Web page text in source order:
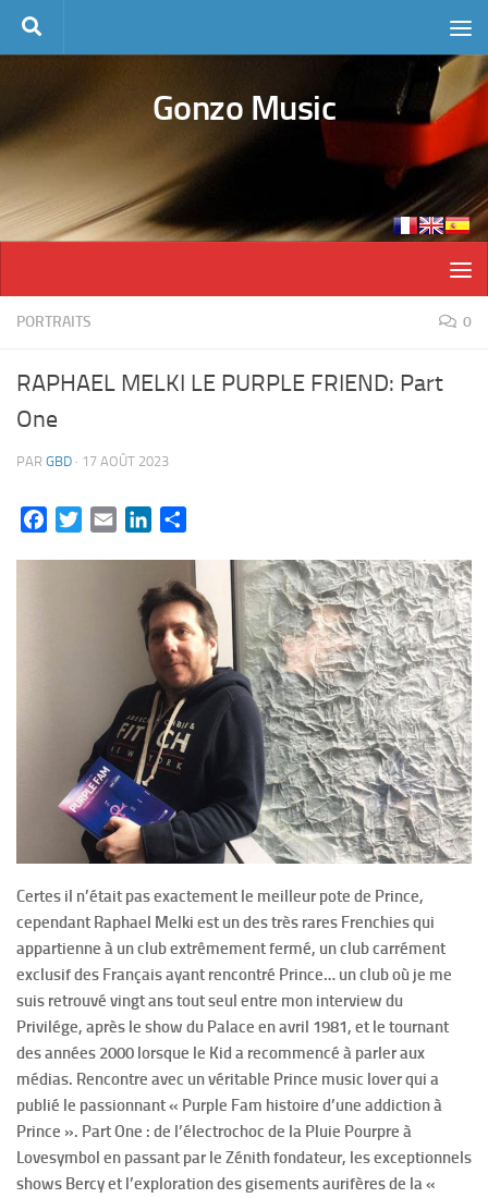
Skip to content
Gonzo Music
PORTRAITS 0
RAPHAEL MELKI LE PURPLE FRIEND: Part
One
PAR GBD · 17 AOÛT 2023
FacebookTwitterEmail LinkedIn
Certes il n’était pas exactement le meilleur pote de Prince,
cependant Raphael Melki est un des très rares Frenchies qui
appartienne à un club extrêmement fermé, un club carrément
exclusif des Français ayant rencontré Prince… un club où je me
suis retrouvé vingt ans tout seul entre mon interview du
Privilége, après le show du Palace en avril 1981, et le tournant
des années 2000 lorsque le Kid a recommencé à parler aux
médias. Rencontre avec un véritable Prince music lover qui a
publié le passionnant « Purple Fam histoire d’une addiction à
Prince ». Part One : de l’électrochoc de la Pluie Pourpre à
Lovesymbol en passant par le Zénith fondateur, les exceptionnels
shows Bercy et l’exploration des gisements aurifères de la «